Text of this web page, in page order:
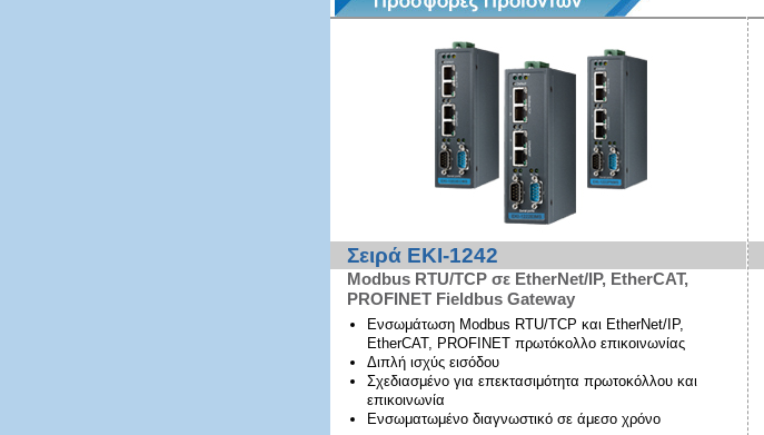
Σειρά EKI-1242
Modbus RTU/TCP σε EtherNet/IP, EtherCAT,
PROFINET Fieldbus Gateway
Ενσωμάτωση Modbus RTU/TCP και EtherNet/IP,
EtherCAT, PROFINET πρωτόκολλο επικοινωνίας
Διπλή ισχύς εισόδου
Σχεδιασμένο για επεκτασιμότητα πρωτοκόλλου και
επικοινωνία
Ενσωματωμένο διαγνωστικό σε άμεσο χρόνο